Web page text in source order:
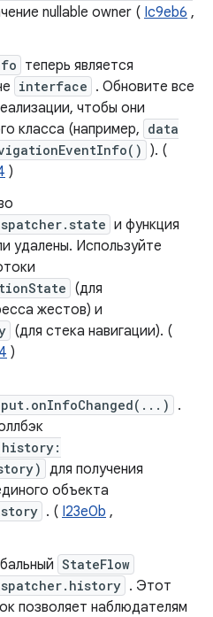
nullable owner ( Ic9eb6 ,
теперь является
interface . Обновите все
чтобы они
класса (например, data
). (
)
и функция
удалены. Используйте
(для
жестов) и
(для стека навигации). (
)
.
для получения
объекта
. ( I23e0b ,
StateFlow
. Этот
позволяет наблюдателям